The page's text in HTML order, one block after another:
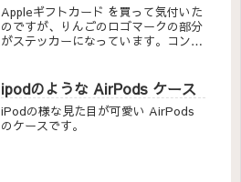
Appleギフトカード を買って気付いた
のですが、りんごのロゴマークの部分
がステッカーになっています。コンビ
ipodのような AirPods ケース
iPodの様な見た目が可愛い AirPods
のケースです。